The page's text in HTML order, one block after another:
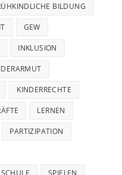
BILDUNG
GEW
INKLUSION
KINDERRECHTE
LERNEN
PARTIZIPATION
SCHULE SPIELEN